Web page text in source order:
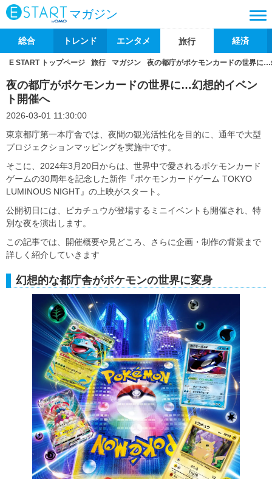
マガジン
総合 トレンド エンタメ 旅行 経済
E START トップページ 旅行 マガジン 夜の都庁がポケモンカードの世界に
夜の都庁がポケモンカードの世界に…幻想的イベン
ト開催へ
2026-03-01 11:30:00
東京都庁第一本庁舎では、夜間の観光活性化を目的に、通年で大型
プロジェクションマッピングを実施中です。
そこに、2024年3月20日からは、世界中で愛されるポケモンカード
ゲームの30周年を記念した新作『ポケモンカードゲーム TOKYO
LUMINOUS NIGHT』の上映がスタート。
公開初日には、ピカチュウが登場するミニイベントも開催され、特
別な夜を演出します。
この記事では、開催概要や見どころ、さらに企画・制作の背景まで
詳しく紹介していきます
幻想的な都庁舎がポケモンの世界に変身